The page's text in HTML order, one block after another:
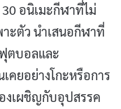
อนิเมะกีฬาที่ไม่
ะตัว นำเสนอกีฬาที่
ตบอลและ
คยอย่างโกะหรือการ
งเผชิญกับอุปสรรค